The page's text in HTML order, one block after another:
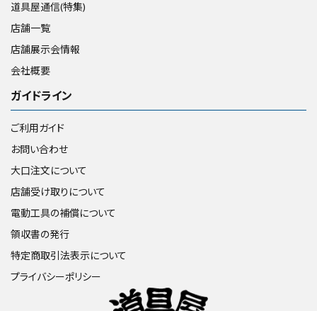
道具屋通信(特集)
店舗一覧
店舗展示会情報
会社概要
ガイドライン
ご利用ガイド
お問い合わせ
大口注文について
店舗受け取りについて
電動工具の補償について
領収書の発行
特定商取引法表示について
プライバシーポリシー